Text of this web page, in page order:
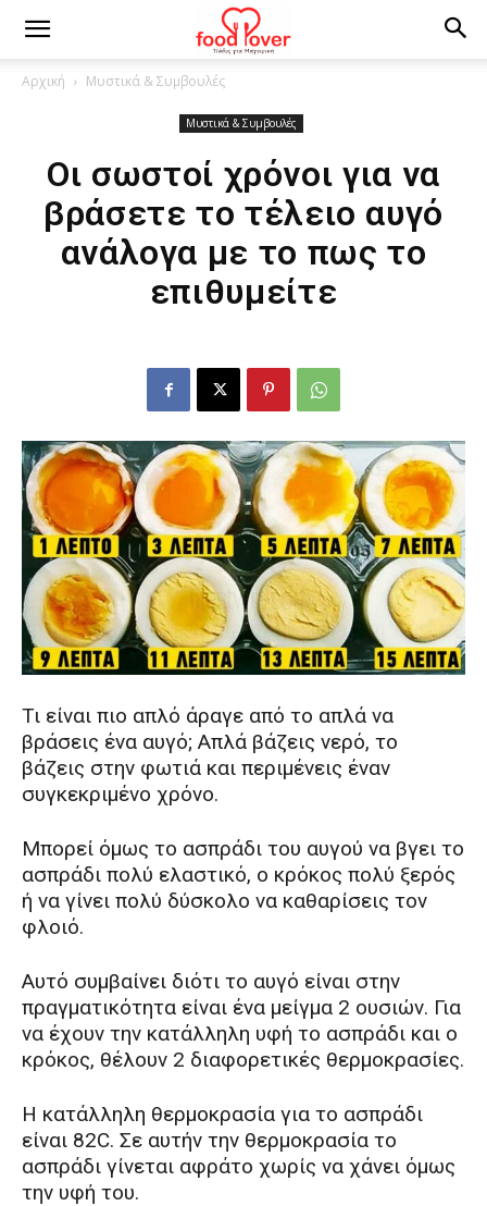
Αρχική Μυστικά & Συμβουλές
Μυστικά & Συμβουλές
Οι σωστοί χρόνοι για να
βράσετε το τέλειο αυγό
ανάλογα με το πως το
επιθυμείτε
Τι είναι πιο απλό άραγε από το απλά να
βράσεις ένα αυγό; Απλά βάζεις νερό, το
βάζεις στην φωτιά και περιμένεις έναν
συγκεκριμένο χρόνο.
Μπορεί όμως το ασπράδι του αυγού να βγει το
ασπράδι πολύ ελαστικό, ο κρόκος πολύ ξερός
ή να γίνει πολύ δύσκολο να καθαρίσεις τον
φλοιό.
Αυτό συμβαίνει διότι το αυγό είναι στην
πραγματικότητα είναι ένα μείγμα 2 ουσιών. Για
να έχουν την κατάλληλη υφή το ασπράδι και ο
κρόκος, θέλουν 2 διαφορετικές θερμοκρασίες.
Η κατάλληλη θερμοκρασία για το ασπράδι
είναι 82С. Σε αυτήν την θερμοκρασία το
ασπράδι γίνεται αφράτο χωρίς να χάνει όμως
την υφή του.